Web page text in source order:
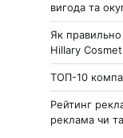
вигода та
Як правильно
Hillary
ТОП-10
Рейтинг
реклама чи